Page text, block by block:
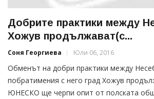
Добрите практики между
Хожув продължават(с...
Соня Георгиева Юли 06, 2016
Обменът на добри практики между
побратимения с него град Хожув
ЮНЕСКО ще черпи опит от полската